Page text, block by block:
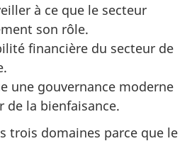
à ce que le secteur
son rôle.
financière du secteur de
une gouvernance moderne
de la bienfaisance.
trois domaines parce que le